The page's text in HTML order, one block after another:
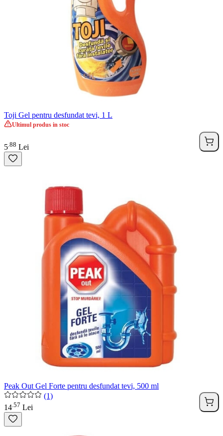
Toji Gel pentru desfundat tevi, 1 L
Ultimul produs in stoc
5 88 Lei
Peak Out Gel Forte pentru desfundat tevi, 500 ml
(1)
14 57 Lei